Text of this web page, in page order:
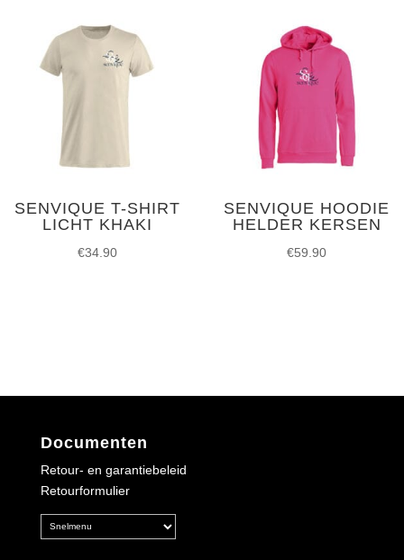
SENVIQUE T-SHIRT
LICHT KHAKI
€34.90
SENVIQUE HOODIE
HELDER KERSEN
€59.90
Documenten
Retour- en garantiebeleid
Retourformulier